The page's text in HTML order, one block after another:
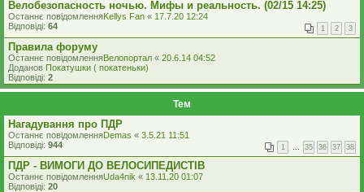
Велобезопасность ночью. Мифы и реальность. (02/15 14:25)
Останнє повідомленняKellys Fan « 17.7.20 12:24
Відповіді: 64 1 2 3
Правила форуму
Останнє повідомленняВелопортал « 20.6.14 04:52
Доданов Покатушки ( покатеньки)
Відповіді: 2
Тем
Нагадування про ПДР
Останнє повідомленняDemas « 3.5.21 11:51
Відповіді: 944 1 … 35 36 37 38
ПДР - ВИМОГИ ДО ВЕЛОСИПЕДИСТІВ
Останнє повідомленняUda4nik « 13.11.20 01:07
Відповіді: 20